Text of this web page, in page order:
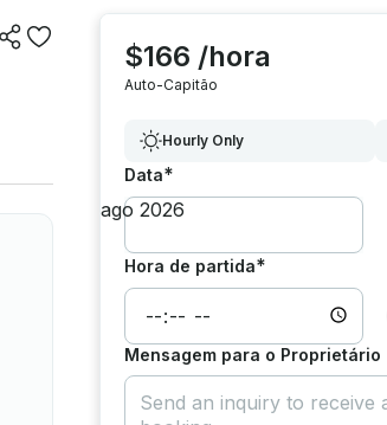
$166 /hora
Auto-Capitão
Hourly Only
Data*
Hora de partida*
Mensagem para o Proprietário